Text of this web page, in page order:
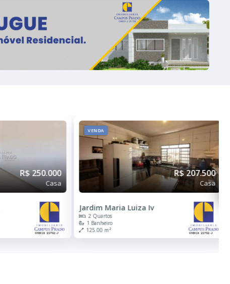
R$ 207.500
Casa
VENDA
R$ 250.000
Casa
Jardim Sanzovo
2 Quartos
1 Banheiro
250.00 m²